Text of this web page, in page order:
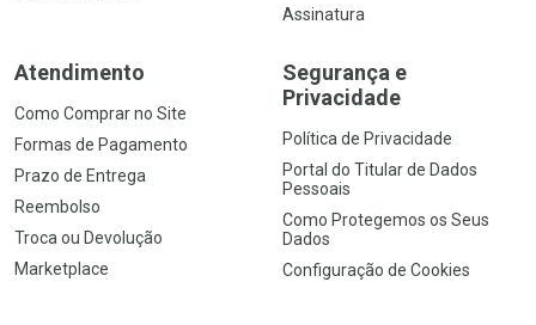
Assinatura
Atendimento
Como Comprar no Site
Formas de Pagamento
Prazo de Entrega
Reembolso
Troca ou Devolução
Marketplace
Segurança e
Privacidade
Política de Privacidade
Portal do Titular de Dados
Pessoais
Como Protegemos os Seus
Dados
Configuração de Cookies